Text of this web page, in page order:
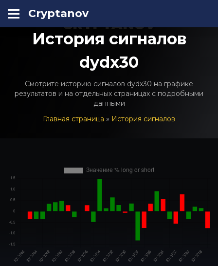
Cryptanov
CRYPTANOV
История сигналов
dydx30
Смотрите историю сигналов dydx30 на графике
результатов и на отдельных страницах с подробными
данными
Главная страница » История сигналов